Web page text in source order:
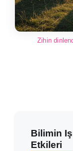
Zihin
Bilimin
Etkileri